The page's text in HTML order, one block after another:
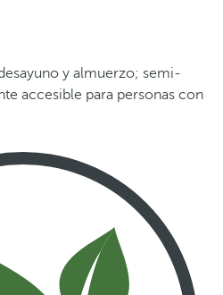
y almuerzo; semi-
accesible para personas con